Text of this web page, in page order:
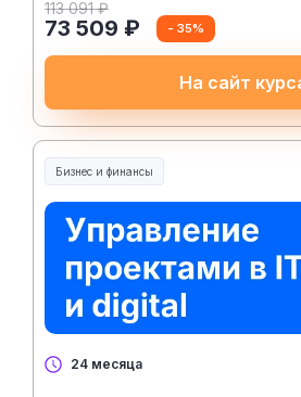
113 091 ₽
73 509 ₽ - 35%
На сайт
Бизнес и финансы
24 месяца